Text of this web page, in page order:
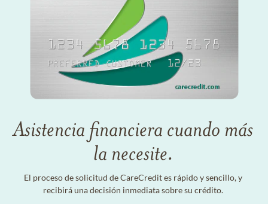
Asistencia financiera cuando más
la necesite.
El proceso de solicitud de CareCredit es rápido y sencillo, y
recibirá una decisión inmediata sobre su crédito.